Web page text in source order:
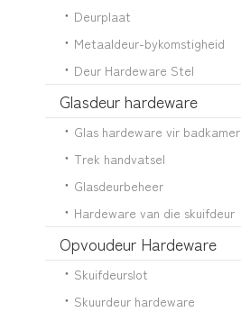
Deurplaat
Metaaldeur-bykomstigheid
Deur Hardeware Stel
Glasdeur hardeware
Glas hardeware vir badkamer
Trek handvatsel
Glasdeurbeheer
Hardeware van die skuifdeur
Opvoudeur Hardeware
Skuifdeurslot
Skuurdeur hardeware